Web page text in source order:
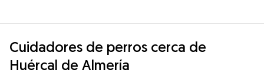
Cuidadores de perros cerca de
Huércal de Almería